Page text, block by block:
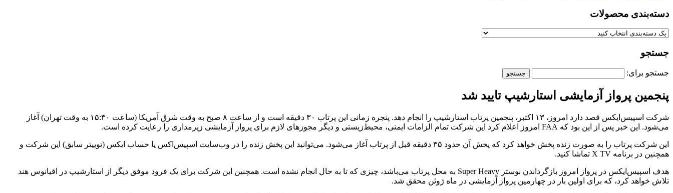
دسته‌بندی‌ محصولات
جستجو
جستجو برای:
پنجمین پرواز آزمایشی استارشیپ تایید شد
شرکت اسپیس‌ایکس قصد دارد امروز، ۱۳ اکتبر، پنجمین پرتاب استارشیپ را انجام دهد. پنجره زمانی این پرتاب ۳۰ دقیقه است و از ساعت ۸ صبح به وقت شرق آمریکا (ساعت ۱۵:۳۰ به وقت تهران) آغاز
می‌شود. این خبر پس از این بود که FAA امروز اعلام کرد این شرکت تمام الزامات ایمنی، محیط‌زیستی و دیگر مجوزهای لازم برای پرواز آزمایشی زیرمداری را رعایت کرده است.
این شرکت پرتاب را به صورت زنده پخش خواهد کرد که پخش آن حدود ۳۵ دقیقه قبل از پرتاب آغاز می‌شود. می‌توانید این پخش زنده را در وب‌سایت اسپیس‌اکس یا حساب ایکس (توییتر سابق) این شرکت و
همچنین در برنامه X TV تماشا کنید.
هدف اسپیس‌ایکس در پرواز امروز بازگرداندن بوستر Super Heavy به محل پرتاب می‌باشد، چیزی که تا به حال انجام نشده است. همچنین این شرکت برای یک فرود موفق دیگر از استارشیپ در اقیانوس هند
تلاش خواهد کرد، که برای اولین بار در چهارمین پرواز آزمایشی در ماه ژوئن محقق شد.